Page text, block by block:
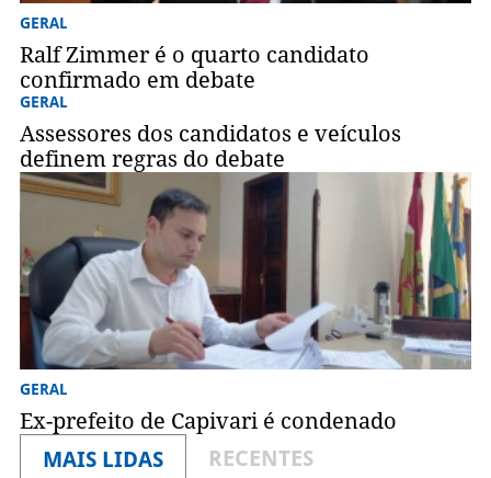
GERAL
Ralf Zimmer é o quarto candidato
confirmado em debate
GERAL
Assessores dos candidatos e veículos
definem regras do debate
GERAL
Ex-prefeito de Capivari é condenado
MAIS LIDAS
RECENTES